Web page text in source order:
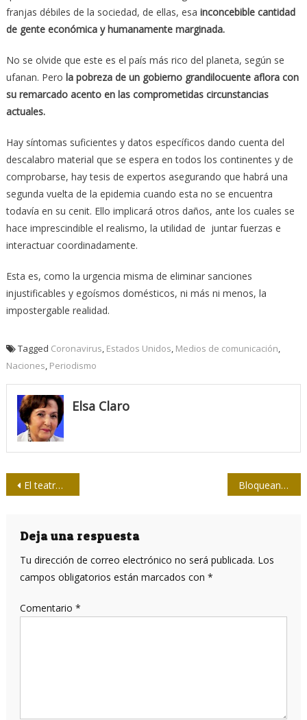
franjas débiles de la sociedad, de ellas, esa inconcebible cantidad
de gente económica y humanamente marginada.
No se olvide que este es el país más rico del planeta, según se
ufanan. Pero la pobreza de un gobierno grandilocuente aflora con
su remarcado acento en las comprometidas circunstancias
actuales.
Hay síntomas suficientes y datos específicos dando cuenta del
descalabro material que se espera en todos los continentes y de
comprobarse, hay tesis de expertos asegurando que habrá una
segunda vuelta de la epidemia cuando esta no se encuentra
todavía en su cenit. Ello implicará otros daños, ante los cuales se
hace imprescindible el realismo, la utilidad de juntar fuerzas e
interactuar coordinadamente.
Esta es, como la urgencia misma de eliminar sanciones
injustificables y egoísmos domésticos, ni más ni menos, la
impostergable realidad.
Tagged Coronavirus, Estados Unidos, Medios de comunicación,
Naciones, Periodismo
Elsa Claro
Navegación
entradas
El teatro como santuario Bloquean cuentas de medio de Cuba en Twitter
Deja una respuesta
Tu dirección de correo electrónico no será publicada. Los
campos obligatorios están marcados con *
Comentario *